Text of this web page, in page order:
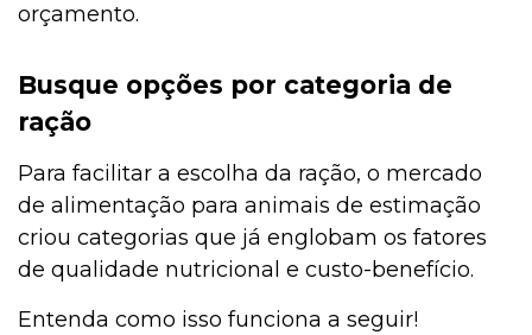
orçamento.
Busque opções por categoria de
ração
Para facilitar a escolha da ração, o mercado
de alimentação para animais de estimação
criou categorias que já englobam os fatores
de qualidade nutricional e custo-benefício.
Entenda como isso funciona a seguir!